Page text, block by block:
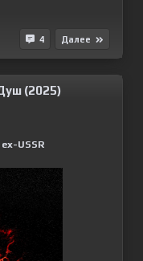
4 Далее
(2025)
ex-USSR